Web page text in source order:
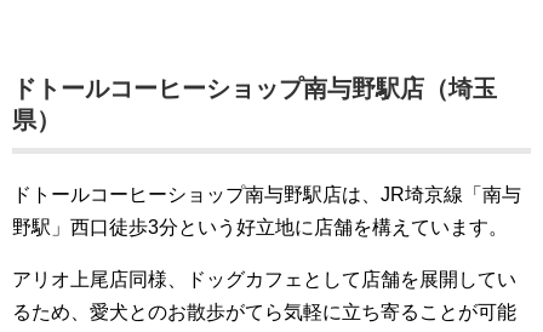
ドトールコーヒーショップ南与野駅店（埼玉
県）
ドトールコーヒーショップ南与野駅店は、JR埼京線「南与
野駅」西口徒歩3分という好立地に店舗を構えています。
アリオ上尾店同様、ドッグカフェとして店舗を展開してい
るため、愛犬とのお散歩がてら気軽に立ち寄ることが可能